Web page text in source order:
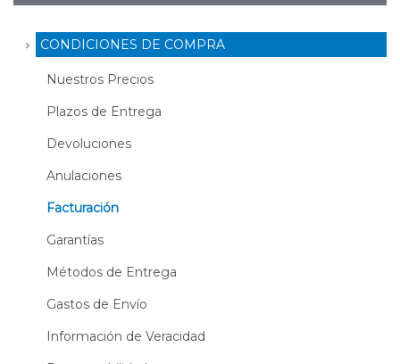
CONDICIONES DE COMPRA
Nuestros Precios
Plazos de Entrega
Devoluciones
Anulaciones
Facturación
Garantías
Métodos de Entrega
Gastos de Envío
Información de Veracidad